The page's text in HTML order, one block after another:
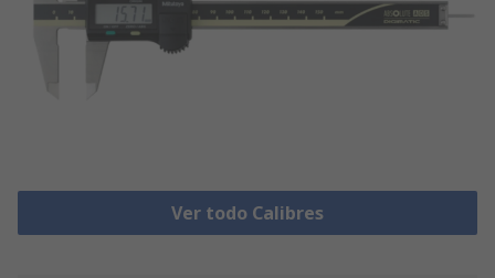
Ver todo Calibres